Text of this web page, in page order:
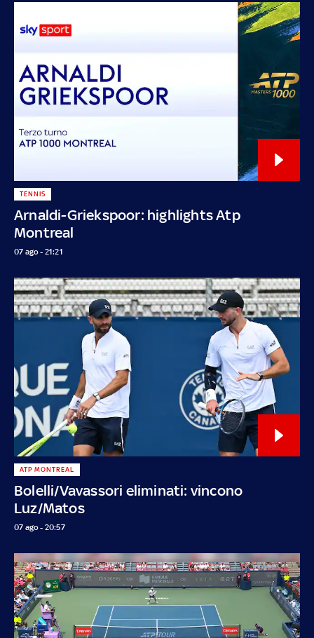
Arnaldi-Griekspoor: highlights Atp
Montreal
TENNIS
07 ago - 21:21
Bolelli/Vavassori eliminati: vincono
Luz/Matos
ATP MONTREAL
07 ago - 20:57